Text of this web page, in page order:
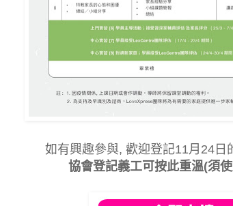
如有興趣參與, 歡迎登記11月24日
協會登記義工可按此重溫(須使